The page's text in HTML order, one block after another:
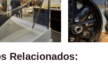
Relacionados: